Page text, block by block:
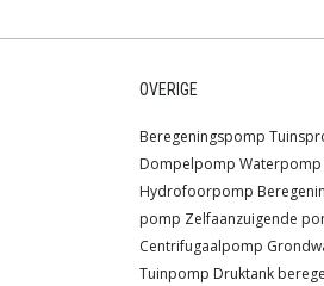
OVERIGE
Beregeningspomp
Dompelpomp Waterpomp
Hydrofoorpomp
pomp Zelfaanzuigende
Centrifugaalpomp
Tuinpomp Druktank